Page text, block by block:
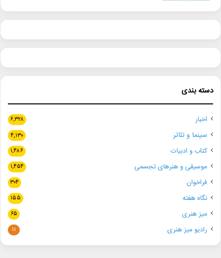
دسته بندی
اخبار ۶,۳۲۸
سینما و تئاتر ۴,۱۳۰
کتاب و ادبیات ۱,۴۸۶
موسیقی و هنرهای تجسمی ۱,۴۵۴
فراخوان ۳۰۴
نگاه هفته ۱۵۵
میز هنری ۶۵
رادیو میز هنری ۱۱